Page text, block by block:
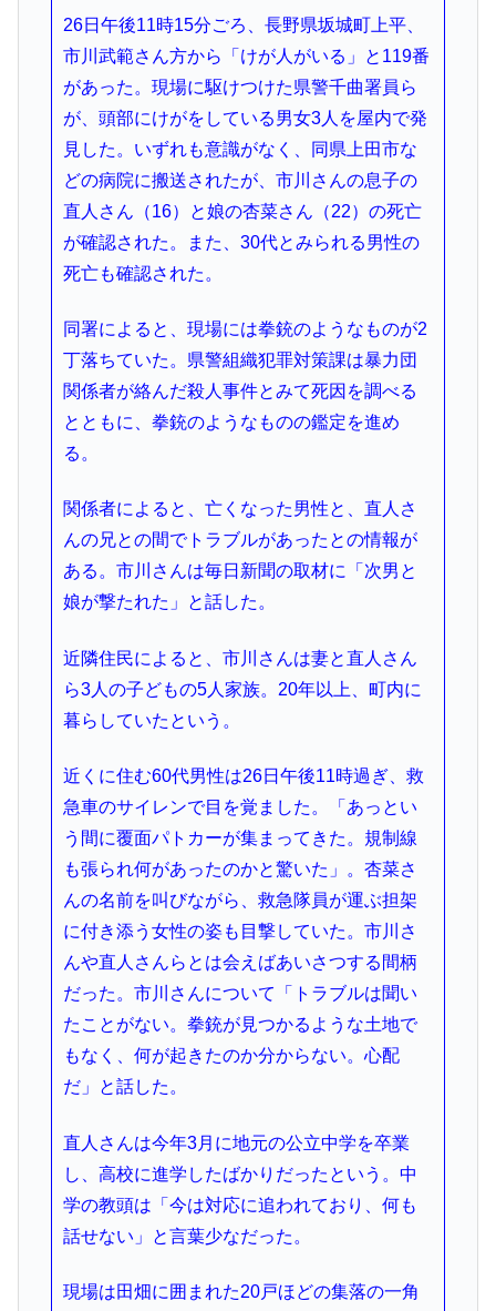
26日午後11時15分ごろ、長野県坂城町上平、
市川武範さん方から「けが人がいる」と119番
があった。現場に駆けつけた県警千曲署員ら
が、頭部にけがをしている男女3人を屋内で発
見した。いずれも意識がなく、同県上田市な
どの病院に搬送されたが、市川さんの息子の
直人さん（16）と娘の杏菜さん（22）の死亡
が確認された。また、30代とみられる男性の
死亡も確認された。
同署によると、現場には拳銃のようなものが2
丁落ちていた。県警組織犯罪対策課は暴力団
関係者が絡んだ殺人事件とみて死因を調べる
とともに、拳銃のようなものの鑑定を進め
る。
関係者によると、亡くなった男性と、直人さ
んの兄との間でトラブルがあったとの情報が
ある。市川さんは毎日新聞の取材に「次男と
娘が撃たれた」と話した。
近隣住民によると、市川さんは妻と直人さん
ら3人の子どもの5人家族。20年以上、町内に
暮らしていたという。
近くに住む60代男性は26日午後11時過ぎ、救
急車のサイレンで目を覚ました。「あっとい
う間に覆面パトカーが集まってきた。規制線
も張られ何があったのかと驚いた」。杏菜さ
んの名前を叫びながら、救急隊員が運ぶ担架
に付き添う女性の姿も目撃していた。市川さ
んや直人さんらとは会えばあいさつする間柄
だった。市川さんについて「トラブルは聞い
たことがない。拳銃が見つかるような土地で
もなく、何が起きたのか分からない。心配
だ」と話した。
直人さんは今年3月に地元の公立中学を卒業
し、高校に進学したばかりだったという。中
学の教頭は「今は対応に追われており、何も
話せない」と言葉少なだった。
現場は田畑に囲まれた20戸ほどの集落の一角